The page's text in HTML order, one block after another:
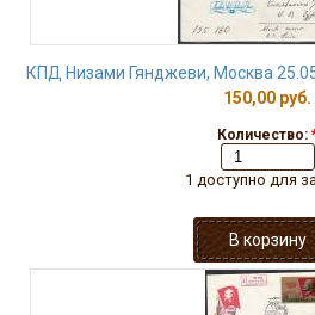
КПД Низами Гянджеви, Москва
150,00 руб.
Количество:
1 доступно для